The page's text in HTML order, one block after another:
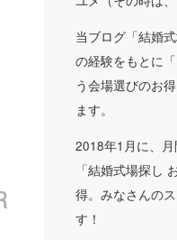
当ブログ「結婚
の経験をもとに
う会場選びのお
ます。
2018年1月に、月
「結婚式場探し
得。みなさんの
す！